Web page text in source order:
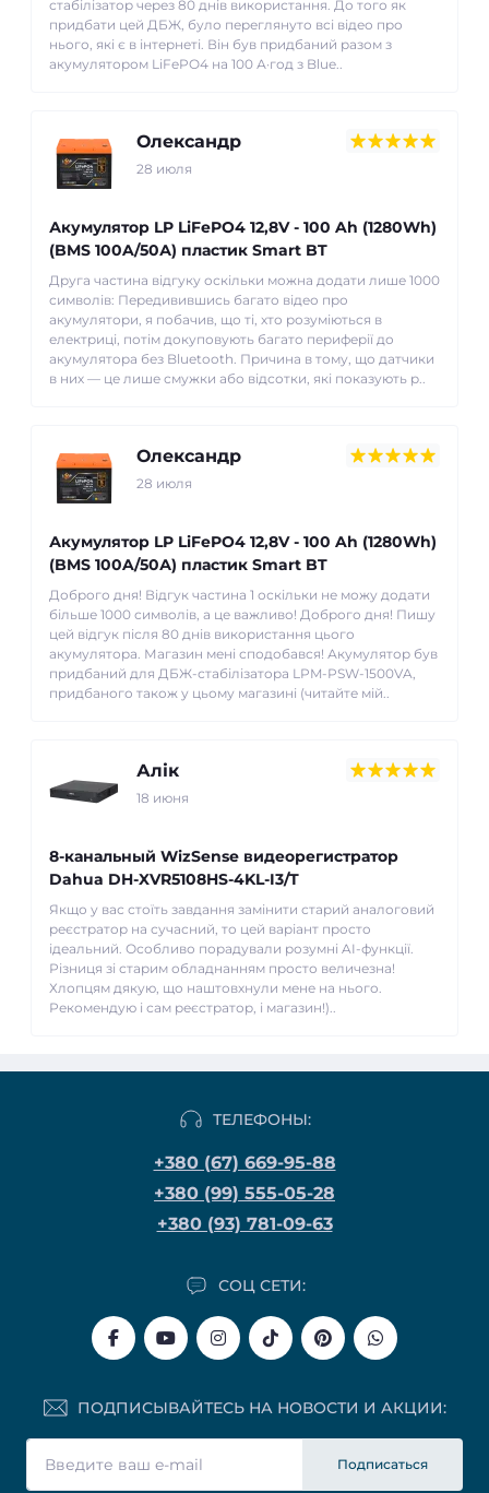
стабілізатор через 80 днів використання. До того як
придбати цей ДБЖ, було переглянуто всі відео про
нього, які є в інтернеті. Він був придбаний разом з
акумулятором LiFePO4 на 100 А·год з Blue..
Олександр
28 июля
Акумулятор LP LiFePO4 12,8V - 100 Ah (1280Wh)
(BMS 100A/50А) пластик Smart BT
Друга частина відгуку оскільки можна додати лише 1000
символів: Передивившись багато відео про
акумулятори, я побачив, що ті, хто розуміються в
електриці, потім докуповують багато периферії до
акумулятора без Bluetooth. Причина в тому, що датчики
в них — це лише смужки або відсотки, які показують р..
Олександр
28 июля
Акумулятор LP LiFePO4 12,8V - 100 Ah (1280Wh)
(BMS 100A/50А) пластик Smart BT
Доброго дня! Відгук частина 1 оскільки не можу додати
більше 1000 символів, а це важливо! Доброго дня! Пишу
цей відгук після 80 днів використання цього
акумулятора. Магазин мені сподобався! Акумулятор був
придбаний для ДБЖ-стабілізатора LPM-PSW-1500VA,
придбаного також у цьому магазині (читайте мій..
Алік
18 июня
8-канальный WizSense видеорегистратор
Dahua DH-XVR5108HS-4KL-I3/T
Якщо у вас стоїть завдання замінити старий аналоговий
реєстратор на сучасний, то цей варіант просто
ідеальний. Особливо порадували розумні AI-функції.
Різниця зі старим обладнанням просто величезна!
Хлопцям дякую, що наштовхнули мене на нього.
Рекомендую і сам реєстратор, і магазин!)..
ТЕЛЕФОНЫ:
+380 (67) 669-95-88
+380 (99) 555-05-28
+380 (93) 781-09-63
СОЦ СЕТИ:
ПОДПИСЫВАЙТЕСЬ НА НОВОСТИ И АКЦИИ:
Подписаться